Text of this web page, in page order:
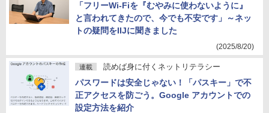
「フリーWi-Fiを『むやみに使わないように』
と言われてきたので、今でも不安です」～ネッ
トの疑問をIIJに聞きました
(2025/8/20)
連載 読めば身に付くネットリテラシー
パスワードは安全じゃない！「パスキー」で不
正アクセスを防ごう。Google アカウントでの
設定方法を紹介